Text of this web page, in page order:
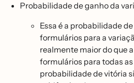
Probabilidade de ganho da
Essa é a probabilidade
formulários para a
realmente maior do que
formulários para todas
probabilidade de vitória